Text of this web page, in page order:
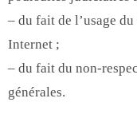
– du fait de l’usage
Internet ;
– du fait du non-
générales.